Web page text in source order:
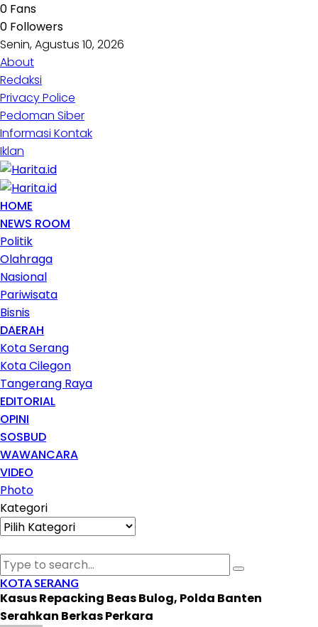
0 Fans
0 Followers
Senin, Agustus 10, 2026
About
Redaksi
Privacy Police
Pedoman Siber
Informasi Kontak
Iklan
HOME
NEWS ROOM
Politik
Olahraga
Nasional
Pariwisata
Bisnis
DAERAH
Kota Serang
Kota Cilegon
Tangerang Raya
EDITORIAL
OPINI
SOSBUD
WAWANCARA
VIDEO
Photo
Kategori
Kategori
KOTA SERANG
Kasus Repacking Beas Bulog, Polda Banten
Serahkan Berkas Perkara